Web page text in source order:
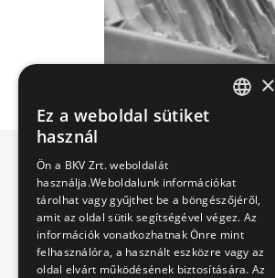
×
Ez a weboldal sütiket
használ
Ön a BKV Zrt. weboldalát
használja.Weboldalunk információkat
tárolhat vagy gyűjthet be a böngészőjéről,
amit az oldal sütik segítségével végez. Az
információk vonatkozhatnak Önre mint
felhasználóra, a használt eszközre vagy az
oldal elvárt működésének biztosítására. Az